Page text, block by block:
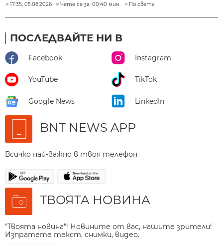
17:35, 05.08.2026 Чете се за: 00:40 мин. По света
ПОСЛЕДВАЙТЕ НИ В
Facebook Instagram
YouTube TikTok
Google News LinkedIn
BNT NEWS APP
Всичко най-важно в твоя телефон
ТВОЯТА НОВИНА
"Твоята новина"! Новините от вас, нашите зрители!
Изпратете текст, снимки, видео.